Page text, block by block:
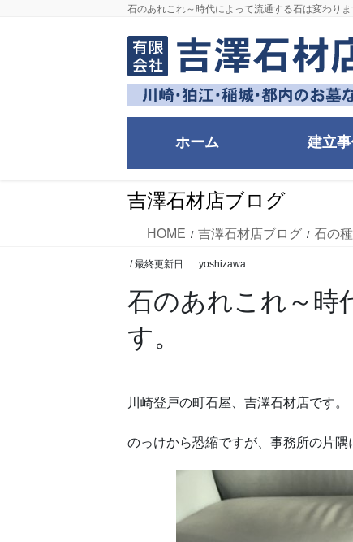
石のあれこれ～時代によって流通する石は変わりま
ホーム 建立事
吉澤石材店ブログ
HOME 吉澤石材店ブログ 石の
/ 最終更新日 : yoshizawa
石のあれこれ～時
す。
川崎登戸の町石屋、吉澤石材店です。
のっけから恐縮ですが、事務所の片隅